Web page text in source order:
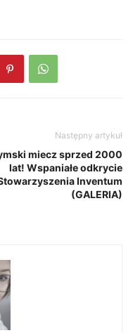
Następny artykuł
miecz sprzed 2000
lat! Wspaniałe odkrycie
Inventum
(GALERIA)